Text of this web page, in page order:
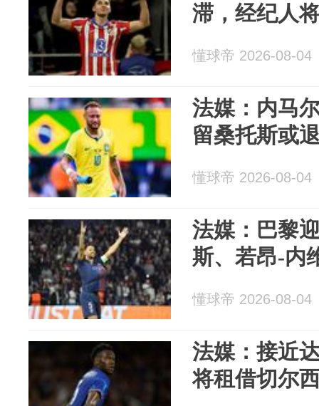
滞，经纪人
懂球帝 2026-08-04
法媒：内马
留桑托斯或
懂球帝 2026-08-04
法媒：巴黎
斯、若昂-内
懂球帝 2026-08-04
法媒：接近
将租借切尔